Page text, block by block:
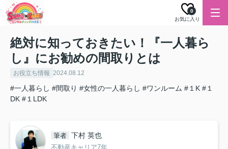
お気に入り
0
絶対に知っておきたい！『一人暮ら
し』にお勧めの間取りとは
お役立ち情報 2024.08.12
#一人暮らし #間取り #女性の一人暮らし #ワンルーム #１K #１
DK #１LDK
筆者 下村 英也
不動産キャリア7年